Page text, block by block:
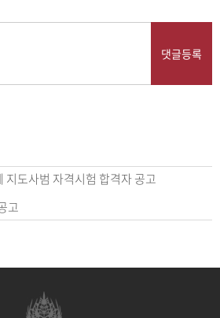
댓글등록
지도사범 자격시험 합격자 공고
고